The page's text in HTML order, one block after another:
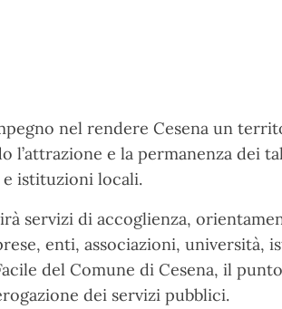
nel rendere Cesena un
e la permanenza dei
istituzioni locali.
servizi di accoglienza,
enti, associazioni, università,
del Comune di Cesena, il
dei servizi pubblici.